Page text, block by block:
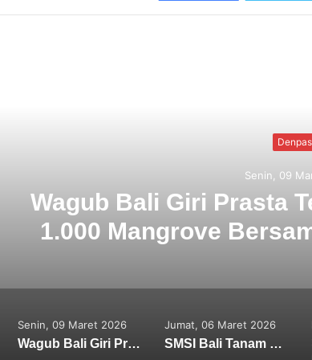
SMSI Bali
Ngurah
Wagub Bali Giri Prasta Terjun Langsung Tanam 1.000 Mangrove Bersama SMSI Bali di Tahura Ngurah Rai
Jumat, 06 Maret 2026
Kamis, 25 Desember
2025